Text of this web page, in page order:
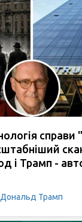
справи
і Трамп -
Дональд Трамп